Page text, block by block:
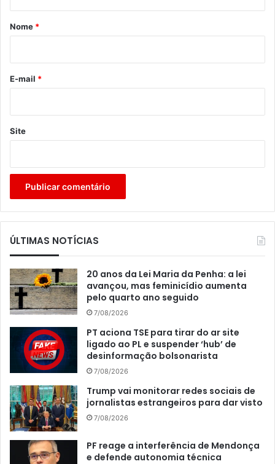
r
*
Nome *
E-mail *
Site
ÚLTIMAS NOTÍCIAS
20 anos da Lei Maria da Penha: a lei
avançou, mas feminicídio aumenta
pelo quarto ano seguido
7/08/2026
PT aciona TSE para tirar do ar site
ligado ao PL e suspender ‘hub’ de
desinformação bolsonarista
7/08/2026
Trump vai monitorar redes sociais de
jornalistas estrangeiros para dar visto
7/08/2026
PF reage a interferência de Mendonça
e defende autonomia técnica